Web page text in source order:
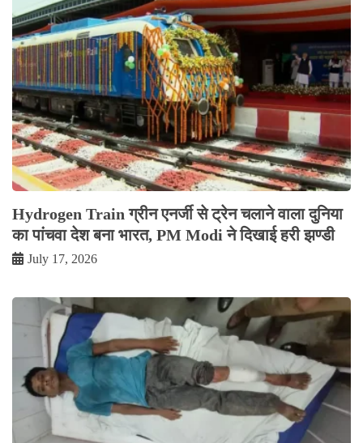
Hydrogen Train ग्रीन एनर्जी से ट्रेन चलाने वाला दुनिया
का पांचवा देश बना भारत, PM Modi ने दिखाई हरी झण्डी
July 17, 2026